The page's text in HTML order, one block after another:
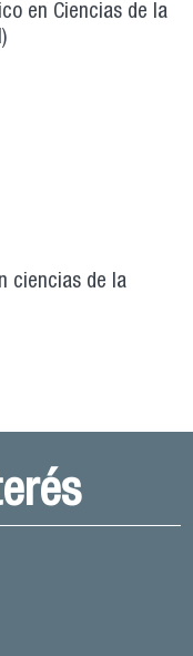
en Ciencias de la
ciencias de la